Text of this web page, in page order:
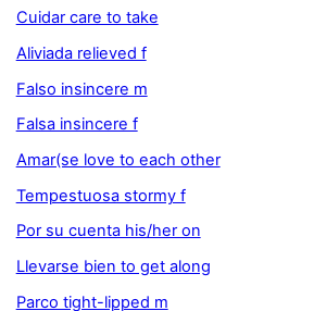
Cuidar care to take
Aliviada relieved f
Falso insincere m
Falsa insincere f
Amar(se love to each other
Tempestuosa stormy f
Por su cuenta his/her on
Llevarse bien to get along
Parco tight-lipped m